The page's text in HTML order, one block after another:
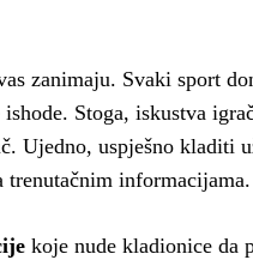
zanimaju. Svaki sport
Stoga, iskustva
Ujedno, uspješno kladiti
trenutačnim informacijama.
koje nude kladionice da